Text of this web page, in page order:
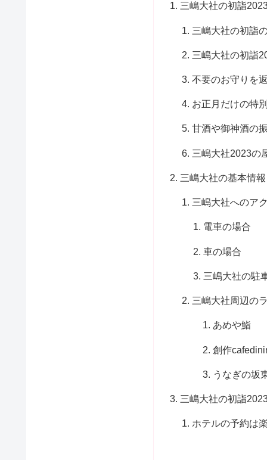
三嶋大社の初詣
三嶋大社の初詣
三嶋大社の初詣
不要のお守りを
お正月だけの特
甘酒や御神酒の
三嶋大社2023の
三嶋大社の基本情報
三嶋大社へのア
電車の場合
車の場合
三嶋大社の駐
三嶋大社周辺の
あめや鮨
創作
うなぎの坂
三嶋大社の初詣
ホテルの予約は